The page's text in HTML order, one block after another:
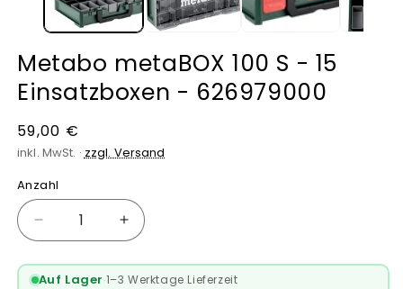
Metabo metaBOX 100 S - 15
Einsatzboxen - 626979000
Normaler
Preis
59,00 €
inkl. MwSt. · zzgl. Versand
Anzahl
Verringere
die
Menge
für
Erhöhe
die
Menge
für
Auf Lager·1–3 Werktage Lieferzeit